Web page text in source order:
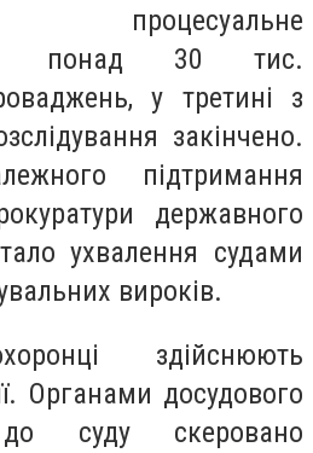
процесуальне
у понад 30 тис.
у третині з
закінчено.
підтримання
державного
ухвалення судами
вироків.
здійснюють
Органами досудового
до суду скеровано